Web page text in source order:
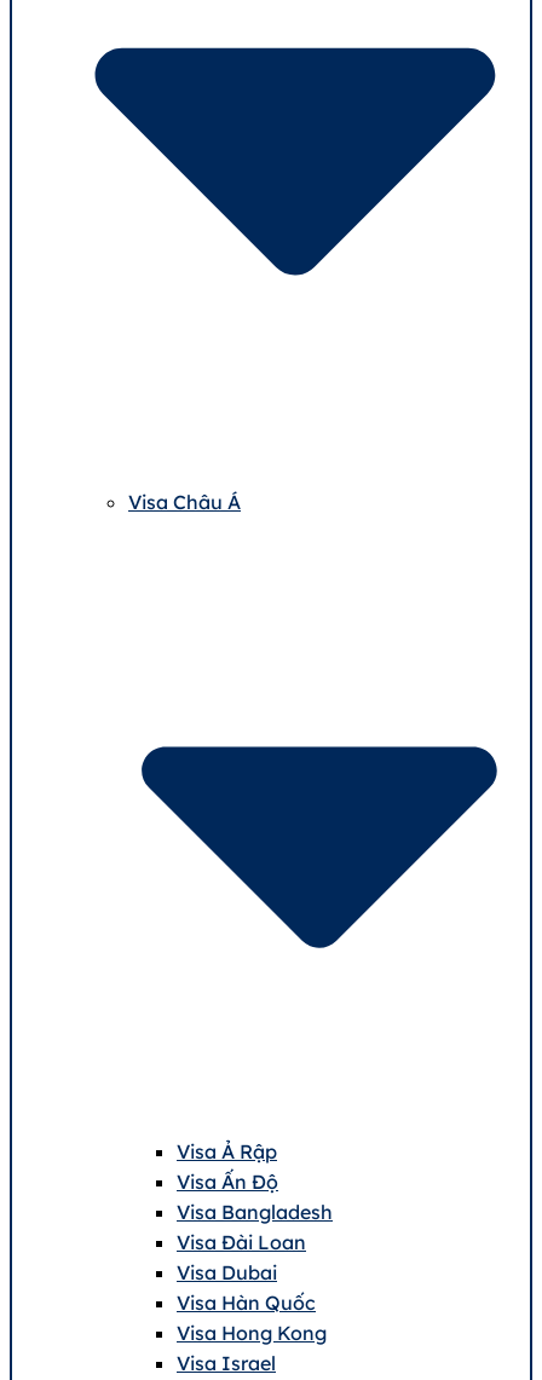
Visa Châu Á
Visa Ả Rập
Visa Ấn Độ
Visa Bangladesh
Visa Đài Loan
Visa Dubai
Visa Hàn Quốc
Visa Hong Kong
Visa Israel